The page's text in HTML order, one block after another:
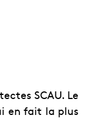
SCAU. Le
en fait la plus